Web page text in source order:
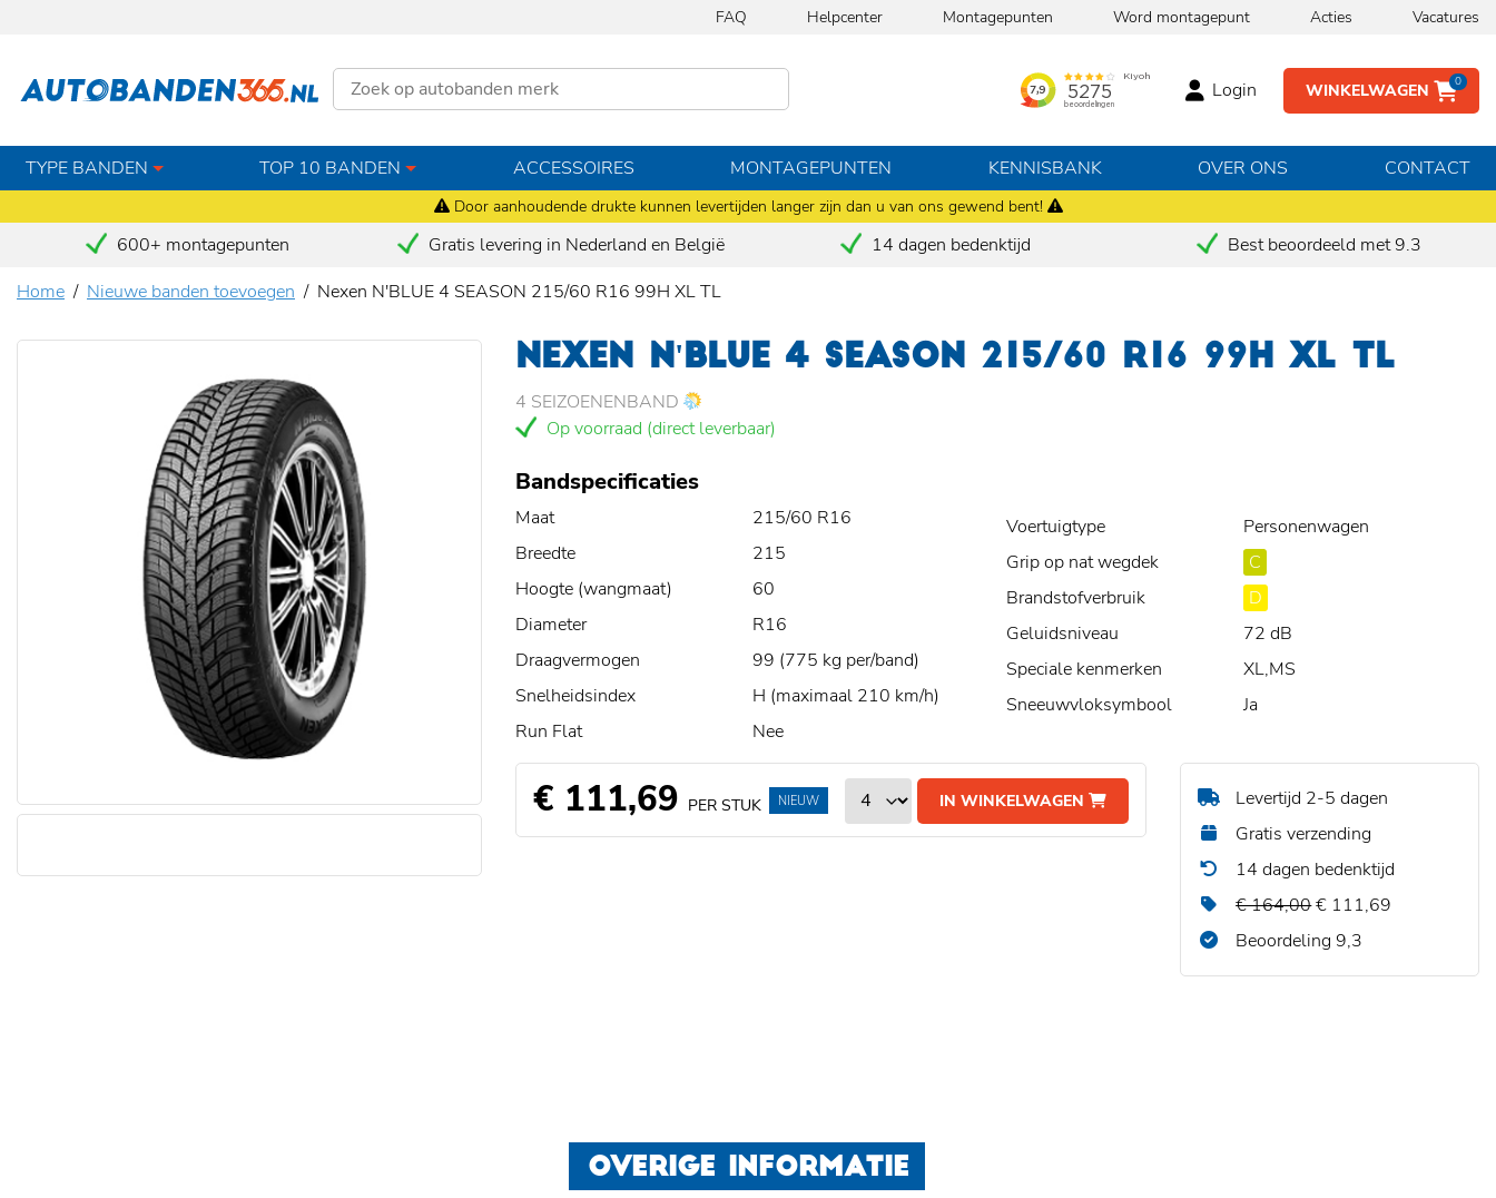
Door aanhoudende drukte kunnen levertijden langer zijn dan u van ons gewend bent!
FAQ Helpcenter Montagepunten Word montagepunt Acties Vacatures
WINKELWAGEN 0
Login
TYPE BANDEN TOP 10 BANDEN ACCESSOIRES MONTAGEPUNTEN KENNISBANK OVER ONS CONTACT
600+ montagepunten Gratis levering in Nederland en België 14 dagen bedenktijd
Best beoordeeld met 9.3
Home
Nieuwe banden toevoegen Nexen N'BLUE 4 SEASON 215/60 R16 99H XL TL
NEXEN N'BLUE 4 SEASON 215/60 R16 99H XL TL
4 SEIZOENENBAND
Op voorraad (direct leverbaar)
Bandspecificaties
Maat
215/60 R16
Breedte
215
Hoogte (wangmaat)
60
Diameter
R16
Draagvermogen
99 (775 kg per/band)
Snelheidsindex
H (maximaal 210 km/h)
Run Flat
Nee
Voertuigtype
Personenwagen
Grip op nat wegdek
C
Brandstofverbruik
D
Geluidsniveau
72 dB
Speciale kenmerken
XL,MS
Sneeuwvloksymbool
Ja
€ 111,69 PER STUK IN WINKELWAGEN
NIEUW
Levertijd 2-5 dagen
Gratis verzending
14 dagen bedenktijd
€ 164,00€ 111,69
Beoordeling 9,3
OVERIGE INFORMATIE